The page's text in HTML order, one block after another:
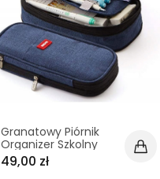
Granatowy Piórnik
Organizer Szkolny
Saszetka (C004)
49,00 zł